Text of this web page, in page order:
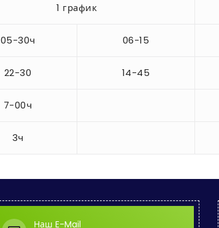
1 график
05-30ч 06-15
22-30 14-45
7-00ч
3ч
Наш E-Mail